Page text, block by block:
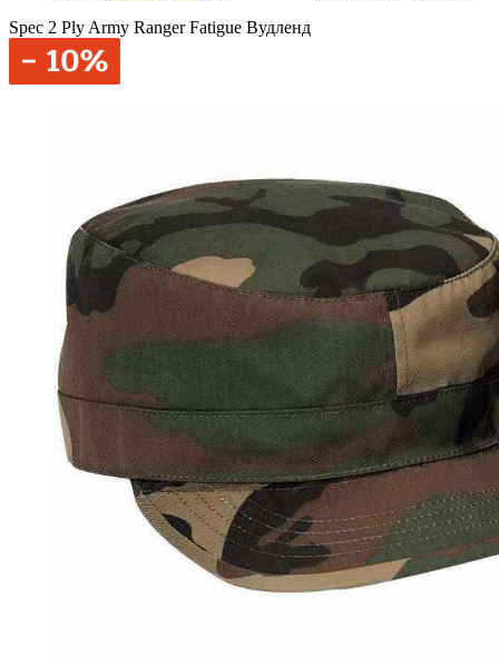
Spec 2 Ply Army Ranger Fatigue Вудленд